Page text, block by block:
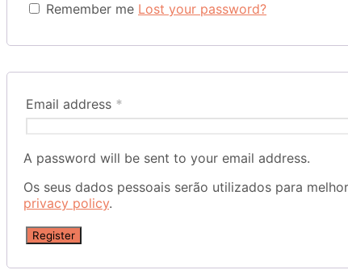
Remember me Lost your password?
Email address *
A password will be sent to your email address.
Os seus dados pessoais serão utilizados para
privacy policy.
Register